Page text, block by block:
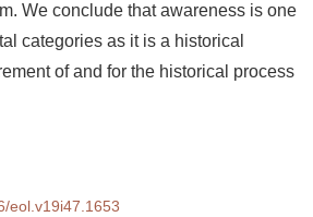
We conclude that awareness is one
categories as it is a historical
of and for the historical process
eol.v19i47.1653